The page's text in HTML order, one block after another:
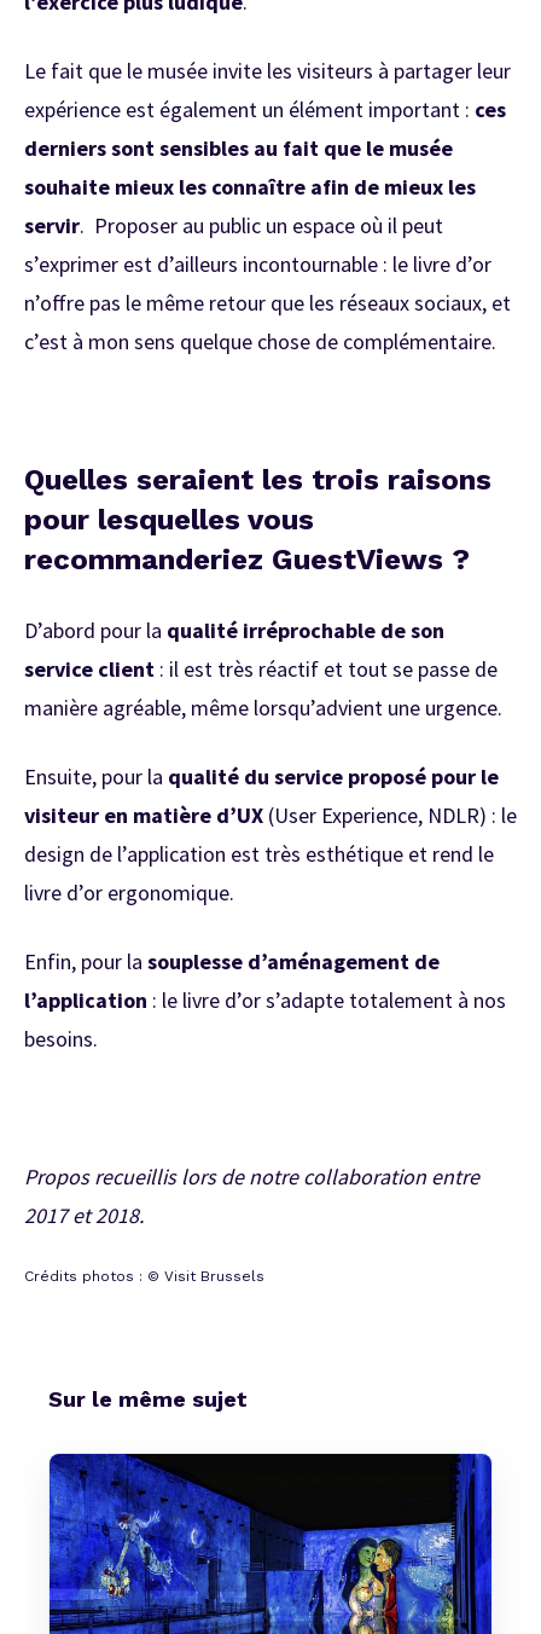
Le fait que le musée invite les visiteurs à partager leur
expérience est également un élément important : ces
derniers sont sensibles au fait que le musée
souhaite mieux les connaître afin de mieux les
servir. Proposer au public un espace où il peut
s’exprimer est d’ailleurs incontournable : le livre d’or
n’offre pas le même retour que les réseaux sociaux, et
c’est à mon sens quelque chose de complémentaire.
Quelles seraient les trois raisons
pour lesquelles vous
recommanderiez GuestViews ?
D’abord pour la qualité irréprochable de son
service client : il est très réactif et tout se passe de
manière agréable, même lorsqu’advient une urgence.
Ensuite, pour la qualité du service proposé pour le
visiteur en matière d’UX (User Experience, NDLR) : le
design de l’application est très esthétique et rend le
livre d’or ergonomique.
Enfin, pour la souplesse d’aménagement de
l’application : le livre d’or s’adapte totalement à nos
besoins.
Propos recueillis lors de notre collaboration entre
2017 et 2018.
Crédits photos : © Visit Brussels
Sur le même sujet